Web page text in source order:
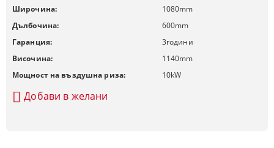
Широчина:
1080mm
Дълбочина:
600mm
Гаранция:
3години
Височина:
1140mm
Мощност на въздушна риза:
10kW
Добави в желани